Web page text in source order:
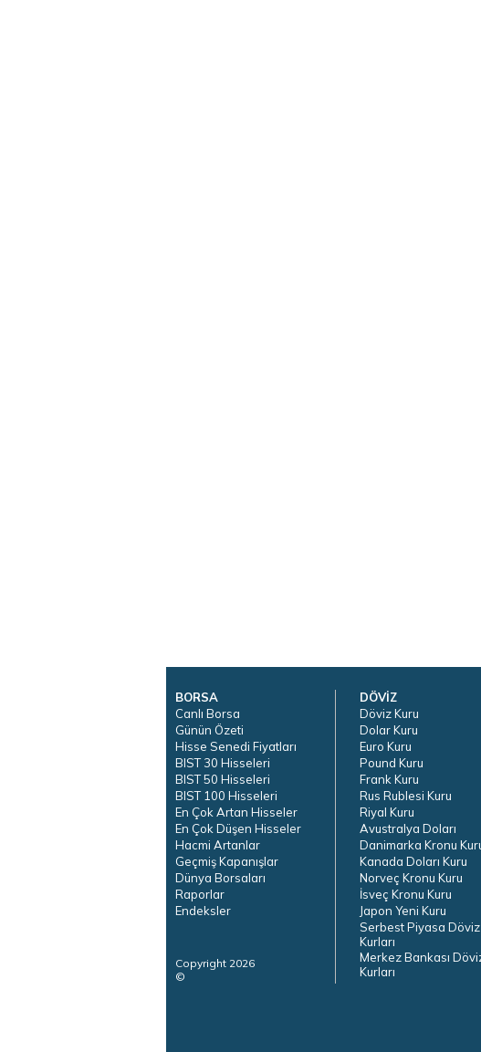
BORSA
Canlı Borsa
Günün Özeti
Hisse Senedi Fiyatları
BIST 30 Hisseleri
BIST 50 Hisseleri
BIST 100 Hisseleri
En Çok Artan Hisseler
En Çok Düşen Hisseler
Hacmi Artanlar
Geçmiş Kapanışlar
Dünya Borsaları
Raporlar
Endeksler
Copyright 2026
©
DÖVİZ
Döviz Kuru
Dolar Kuru
Euro Kuru
Pound Kuru
Frank Kuru
Rus Rublesi Kuru
Riyal Kuru
Avustralya Doları
Danimarka Kronu
Kanada Doları Kuru
Norveç Kronu Kuru
İsveç Kronu Kuru
Japon Yeni Kuru
Serbest Piyasa Döviz
Kurları
Merkez Bankası
Kurları